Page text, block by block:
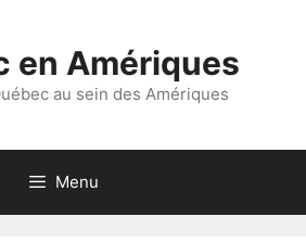
en Amériques
au sein des Amériques
Menu